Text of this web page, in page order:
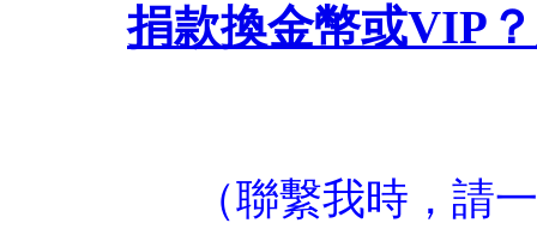
捐款換金幣或VIP？
（聯繫我時，請